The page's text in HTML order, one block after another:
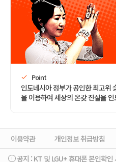
Point
인도네시아 정부가 공인한 최고위
을 이용하여 세상의 온갖 진실을
이용약관 개인정보 취급방침
공지 : KT 및 LGU+ 휴대폰 본인확인